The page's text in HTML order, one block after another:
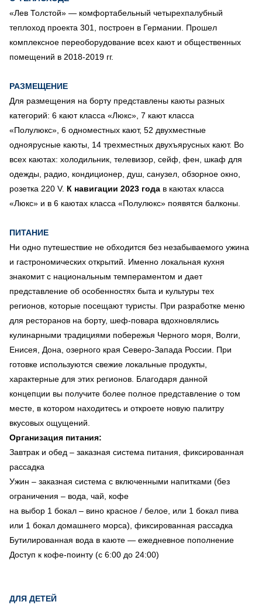
«Лев Толстой» — комфортабельный четырехпалубный
теплоход проекта 301, построен в Германии. Прошел
комплексное переоборудование всех кают и общественных
помещений в 2018-2019 гг.
РАЗМЕЩЕНИЕ
Для размещения на борту представлены каюты разных
категорий: 6 кают класса «Люкс», 7 кают класса
«Полулюкс», 6 одноместных кают, 52 двухместные
одноярусные каюты, 14 трехместных двухъярусных кают. Во
всех каютах: холодильник, телевизор, сейф, фен, шкаф для
одежды, радио, кондиционер, душ, санузел, обзорное окно,
розетка 220 V. К навигации 2023 года в каютах класса
«Люкс» и в 6 каютах класса «Полулюкс» появятся балконы.
ПИТАНИЕ
Ни одно путешествие не обходится без незабываемого ужина
и гастрономических открытий. Именно локальная кухня
знакомит с национальным темпераментом и дает
представление об особенностях быта и культуры тех
регионов, которые посещают туристы. При разработке меню
для ресторанов на борту, шеф-повара вдохновлялись
кулинарными традициями побережья Черного моря, Волги,
Енисея, Дона, озерного края Северо-Запада России. При
готовке используются свежие локальные продукты,
характерные для этих регионов. Благодаря данной
концепции вы получите более полное представление о том
месте, в котором находитесь и откроете новую палитру
вкусовых ощущений.
Организация питания:
Завтрак и обед – заказная система питания, фиксированная
рассадка
Ужин – заказная система с включенными напитками (без
ограничения – вода, чай, кофе
на выбор 1 бокал – вино красное / белое, или 1 бокал пива
или 1 бокал домашнего морса), фиксированная рассадка
Бутилированная вода в каюте — ежедневное пополнение
Доступ к кофе-поинту (с 6:00 до 24:00)
ДЛЯ ДЕТЕЙ